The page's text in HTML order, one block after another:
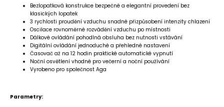
Bezlopatková konstrukce bezpečné a elegantní provedení bez
klasických lopatek
3 rychlosti proudění vzduchu snadné přizpůsobení intenzity chlazení
Oscilace rovnoměrné rozvádění vzduchu po místnosti
Dálkové ovládání pohodlná obsluha bez nutnosti vstávání
Digitální ovládání jednoduché a přehledné nastavení
Časovač až na 12 hodin praktické automatické vypnutí
Noční osvětlení vhodné pro večerní a noční používání
Vyrobeno pro společnost Aga
Parametry: